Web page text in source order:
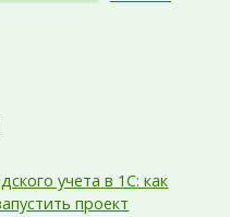
учета в 1С: как
проект